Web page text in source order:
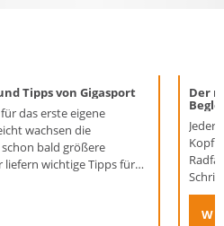
Tipps von Gigasport
das erste eigene
wachsen die
schon bald größere
liefern wichtige Tipps für
Der
Jeder
Kopf